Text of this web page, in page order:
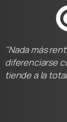
"Nada más
diferenciarse
tiende a la